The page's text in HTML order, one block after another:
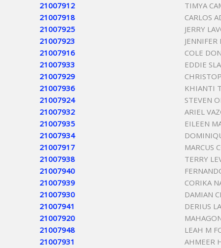
21007912
TIMYA
21007918
CARLOS
21007925
JERRY
21007923
21007916
COLE
21007933
EDDIE
21007929
21007936
KHIANTI
21007924
STEVEN
21007932
ARIEL
21007935
EILEEN
21007934
21007917
MARCUS
21007938
TERRY
21007940
21007939
CORIKA
21007930
DAMIAN
21007941
DERIUS
21007920
21007948
LEAH M
21007931
AHMEER